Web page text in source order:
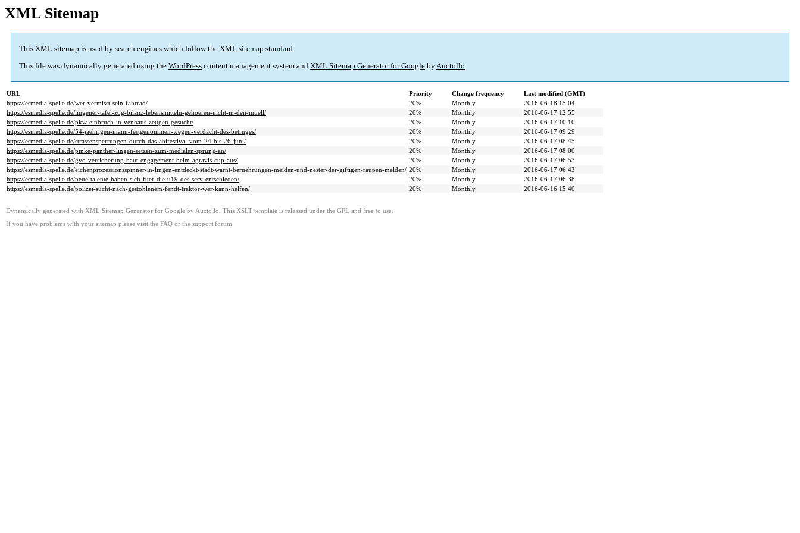
XML Sitemap
This XML sitemap is used by search engines which follow the XML sitemap standard.
This file was dynamically generated using the WordPress content management system and XML Sitemap Generator for Google byAuctollo.
URL Priority Change frequency
Last modified (GMT)
https://esmedia-spelle.de/wer-vermisst-sein-fahrrad/
20% Monthly
2016-06-18 15:04
https://esmedia-spelle.de/lingener-tafel-zog-bilanz-lebensmitteln-gehoeren-nicht-in-den-muell/
20% Monthly
2016-06-17 12:55
https://esmedia-spelle.de/pkw-einbruch-in-venhaus-zeugen-gesucht/
20% Monthly
2016-06-17 10:10
https://esmedia-spelle.de/54-jaehrigen-mann-festgenommen-wegen-verdacht-des-betruges/
20% Monthly
2016-06-17 09:29
https://esmedia-spelle.de/strassensperrungen-durch-das-abifestival-vom-24-bis-26-juni/
20% Monthly
2016-06-17 08:45
https://esmedia-spelle.de/pinke-panther-lingen-setzen-zum-medialen-sprung-an/
20% Monthly
2016-06-17 08:00
https://esmedia-spelle.de/gvo-versicherung-baut-engagement-beim-agravis-cup-aus/
20% Monthly
2016-06-17 06:53
https://esmedia-spelle.de/eichenprozessionsspinner-in-lingen-entdeckt-stadt-warnt-beruehrungen-meiden-und-nester-der-giftigen-raupen-melden/ 20% Monthly
2016-06-17 06:43
https://esmedia-spelle.de/neue-talente-haben-sich-fuer-die-u19-des-scsv-entschieden/
20% Monthly
2016-06-17 06:38
https://esmedia-spelle.de/polizei-sucht-nach-gestohlenem-fendt-traktor-wer-kann-helfen/
20% Monthly 2016-06-16 15:40
Dynamically generated with XML Sitemap Generator for Google by Auctollo . This XSLT template is released under the GPL and free to use.
If you have problems with your sitemap please visit the FAQ or the support forum